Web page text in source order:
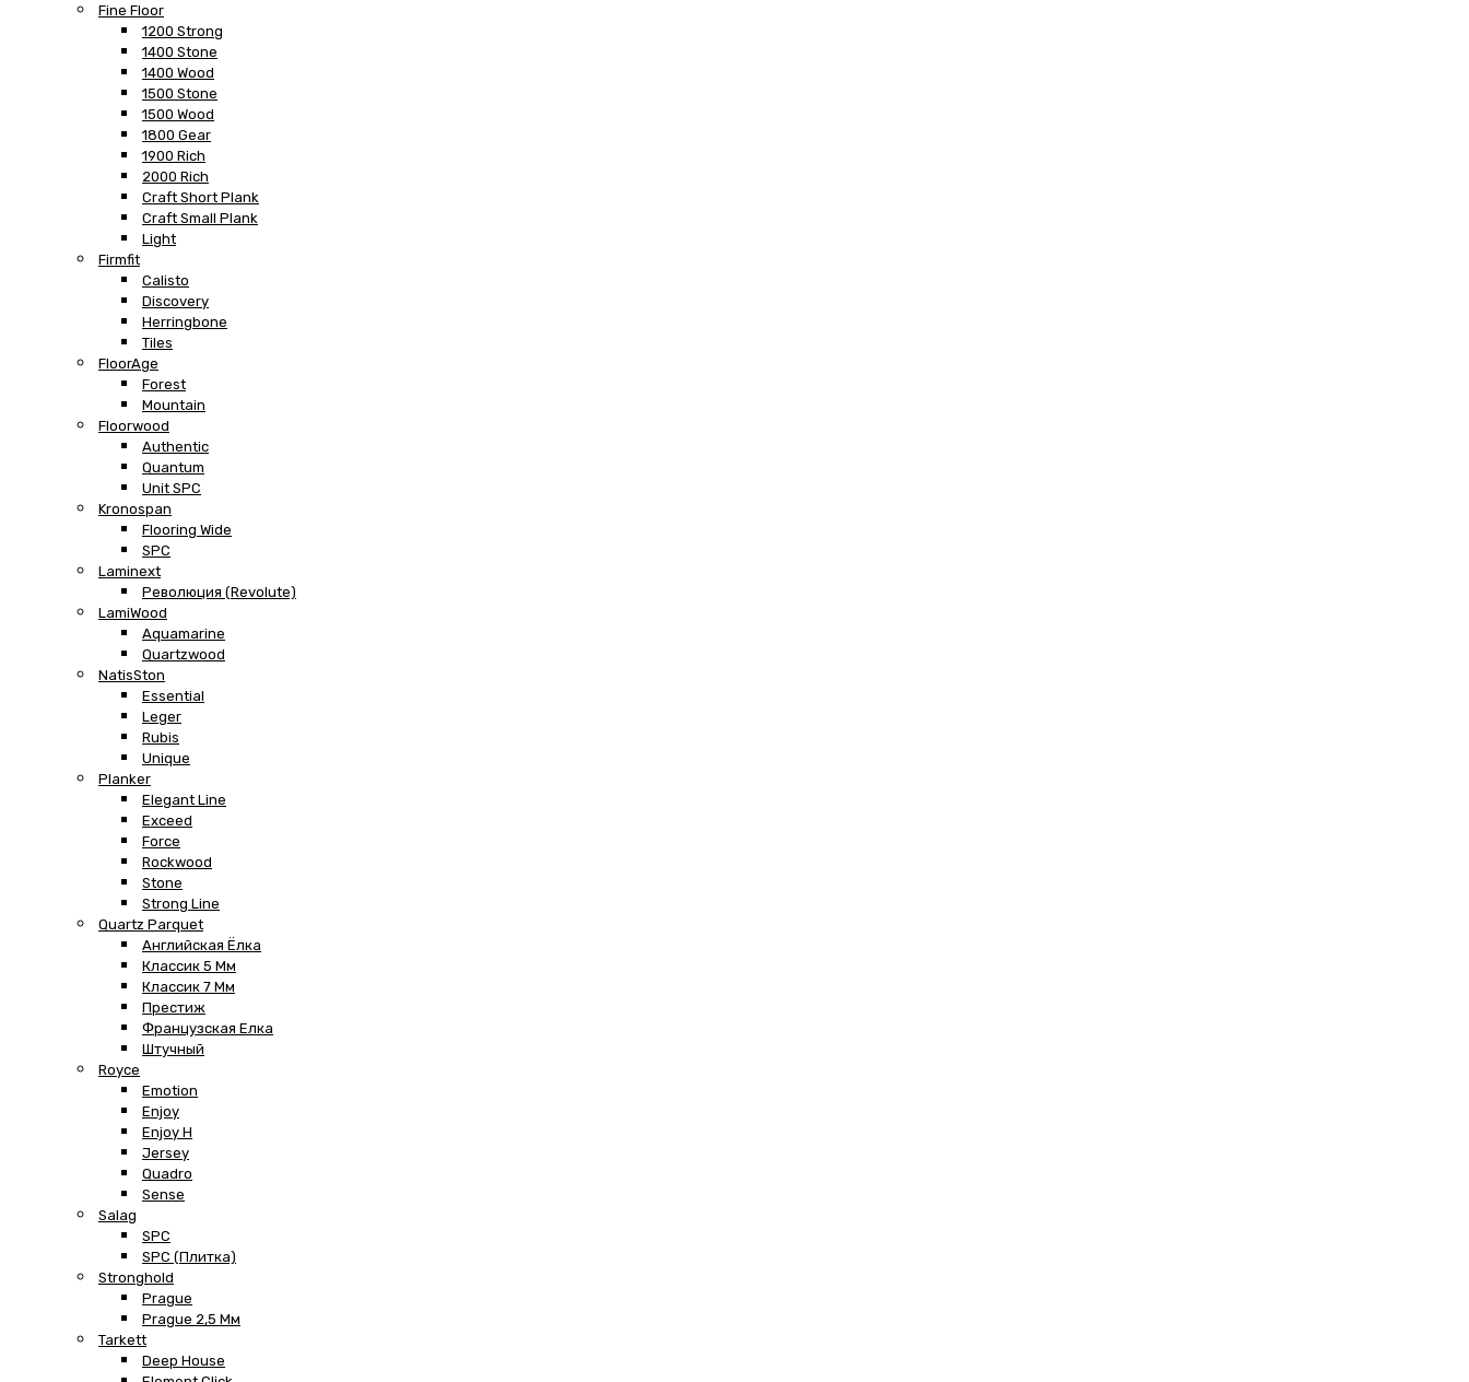
Fine Floor
1200 Strong
1400 Stone
1400 Wood
1500 Stone
1500 Wood
1800 Gear
1900 Rich
2000 Rich
Craft Short Plank
Craft Small Plank
Light
Firmfit
Calisto
Discovery
Herringbone
Tiles
FloorAge
Forest
Mountain
Floorwood
Authentic
Quantum
Unit SPC
Kronospan
Flooring Wide
SPC
Laminext
Революция (Revolute)
LamiWood
Aquamarine
Quartzwood
NatisSton
Essential
Leger
Rubis
Unique
Planker
Elegant Line
Exceed
Force
Rockwood
Stone
Strong Line
Quartz Parquet
Английская Ёлка
Классик 5 Мм
Классик 7 Мм
Престиж
Французская Елка
Штучный
Royce
Emotion
Enjoy
Enjoy H
Jersey
Quadro
Sense
Salag
SPC
SPC (плитка)
Stronghold
Prague
Prague 2,5 Мм
Tarkett
Deep House